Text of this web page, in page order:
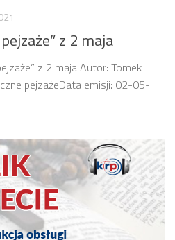
z 2 maja
z 2 maja Autor: Tomek
pejzażeData emisji: 02-05-